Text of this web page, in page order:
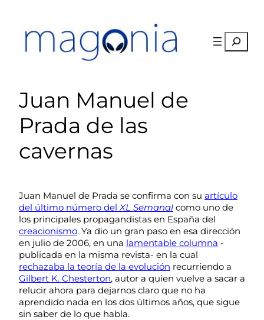
contenido
Buscar
Juan Manuel de
Prada de las
cavernas
Juan Manuel de Prada se confirma con su artículo
del último número delXL Semanal como uno de
los principales propagandistas en España del
creacionismo. Ya dio un gran paso en esa dirección
en julio de 2006, en una lamentable columna -
publicada en la misma revista- en la cual
rechazaba la teoría de la evolución recurriendo a
Gilbert K. Chesterton, autor a quien vuelve a sacar a
relucir ahora para dejarnos claro que no ha
aprendido nada en los dos últimos años, que sigue
sin saber de lo que habla.